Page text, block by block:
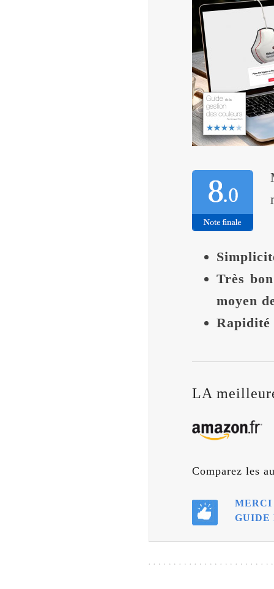
Très
moyen
Rapidité
LA
Comparez les
MERCI